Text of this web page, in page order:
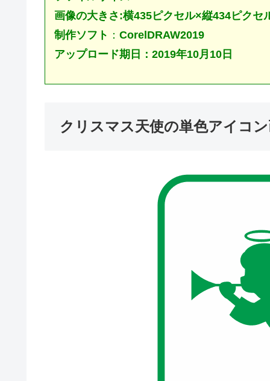
画像の大きさ:横435ピクセル×縦434ピクセ
制作ソフト ： CorelDRAW2019
アップロード期日：2019年10月10日
クリスマス天使の単色アイコ